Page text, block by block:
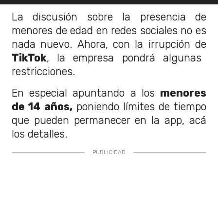
La discusión sobre la presencia de
menores de edad en redes sociales no es
nada nuevo. Ahora, con la irrupción de
TikTok, la empresa pondrá algunas
restricciones.
En especial apuntando a los menores
de 14 años, poniendo límites de tiempo
que pueden permanecer en la app, acá
los detalles.